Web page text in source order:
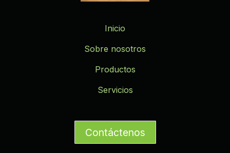
Inicio
Sobre nosotros
Productos
Servicios
Contáctenos